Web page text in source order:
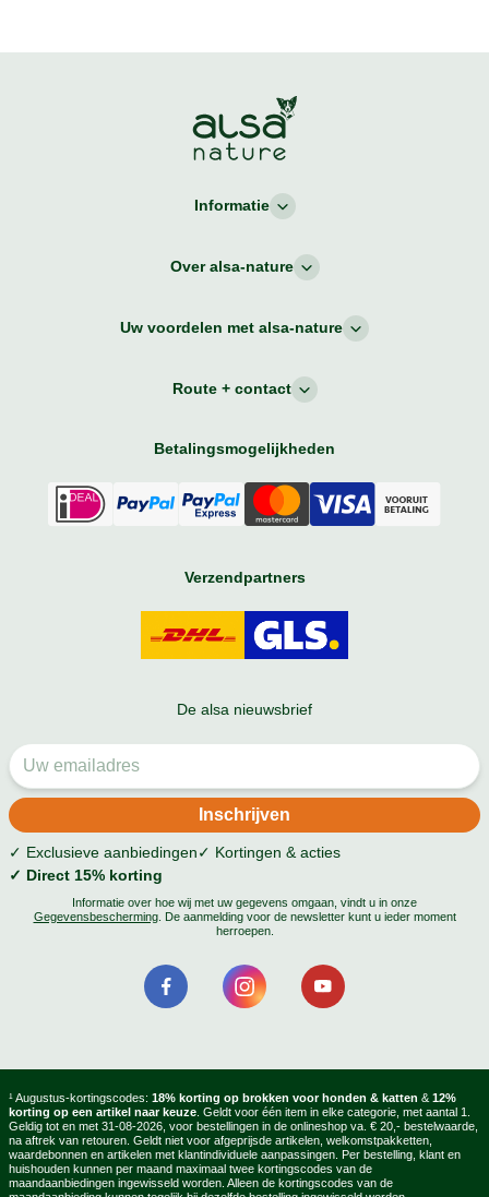
Informatie
Over alsa-nature
Uw voordelen met alsa-nature
Route + contact
Betalingsmogelijkheden
Verzendpartners
De alsa nieuwsbrief
✓ Exclusieve aanbiedingen✓ Kortingen & acties
✓ Direct 15% korting
Informatie over hoe wij met uw gegevens omgaan, vindt u in onze
Gegevensbescherming. De aanmelding voor de newsletter kunt u ieder moment
herroepen.
¹ Augustus-kortingscodes: 18% korting op brokken voor honden & katten & 12%
korting op een artikel naar keuze . Geldt voor één item in elke categorie, met aantal 1.
Geldig tot en met 31-08-2026, voor bestellingen in de onlineshop va. € 20,- bestelwaarde,
na aftrek van retouren. Geldt niet voor afgeprijsde artikelen, welkomstpakketten,
waardebonnen en artikelen met klantindividuele aanpassingen. Per bestelling, klant en
huishouden kunnen per maand maximaal twee kortingscodes van de
maandaanbiedingen ingewisseld worden. Alleen de kortingscodes van de